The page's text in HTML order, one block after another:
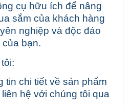
cụ hữu ích để nâng
sắm của khách hàng
nghiệp và độc đáo
bạn.
tin chi tiết về sản phẩm
hệ với chúng tôi qua